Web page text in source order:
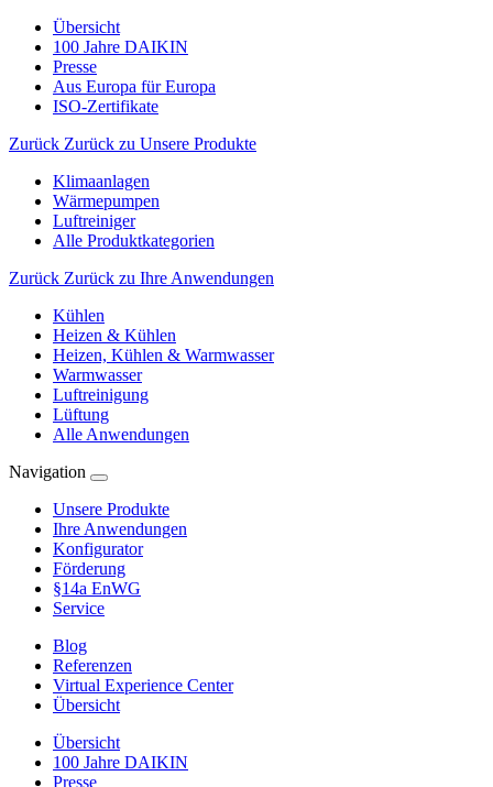
Übersicht
100 Jahre DAIKIN
Presse
Aus Europa für Europa
ISO-Zertifikate
Zurück Zurück zu Unsere Produkte
Klimaanlagen
Wärmepumpen
Luftreiniger
Alle Produktkategorien
Zurück Zurück zu Ihre Anwendungen
Kühlen
Heizen & Kühlen
Heizen, Kühlen & Warmwasser
Warmwasser
Luftreinigung
Lüftung
Alle Anwendungen
Navigation
Unsere Produkte
Ihre Anwendungen
Konfigurator
Förderung
§14a EnWG
Service
Blog
Referenzen
Virtual Experience Center
Übersicht
Übersicht
100 Jahre DAIKIN
Presse